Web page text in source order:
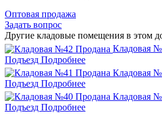
Оптовая продажа
Задать вопрос
Другие кладовые помещения в этом
Продана Кладовая
Подъезд Подробнее
Продана Кладовая
Подъезд Подробнее
Продана Кладовая
Подъезд Подробнее